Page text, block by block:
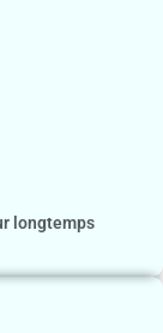
longtemps